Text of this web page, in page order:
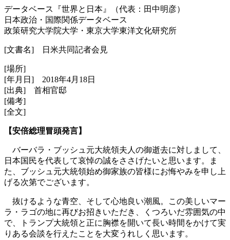
データベース『世界と日本』（代表：田中明彦）
日本政治・国際関係データベース
政策研究大学院大学・東京大学東洋文化研究所
[文書名] 日米共同記者会見
[場所]
[年月日] 2018年4月18日
[出典] 首相官邸
[備考]
[全文]
【安倍総理冒頭発言】
バーバラ・ブッシュ元大統領夫人の御逝去に対しまして、
日本国民を代表して哀悼の誠をささげたいと思います。ま
た、ブッシュ元大統領始め御家族の皆様にお悔やみを申し上
げる次第でございます。
抜けるような青空、そして心地良い潮風。この美しいマー
ラ・ラゴの地に再びお招きいただき、くつろいだ雰囲気の中
で、トランプ大統領と正に胸襟を開いて長い時間をかけて実
りある会談を行えたことを大変うれしく思います。